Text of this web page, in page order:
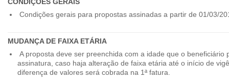
Condições gerais para propostas assinadas a partir de 01/03/
MUDANÇA DE FAIXA ETÁRIA
A proposta deve ser preenchida com a idade que o beneficiário
assinatura, caso haja alteração de faixa etária até o início de
diferença de valores será cobrada na 1ª fatura.